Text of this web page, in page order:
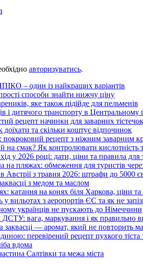
авторизуватись.
– один із найкращих варіантів
способи знайти нижчу ціну
яке також підійде для пельменів
і дитячого транспорту в Центральному
рецепт начинки для заварних тістечок
доїхати та скільки коштує відпочинок
рецепт з ніжним заварним
на смак? Як контролювати кислотність
у 2026 році: дати, ціни та правила для
на пляжах: обмеження для туристів
Австрії з травня 2026: штрафи до 5000
з медом та маслом
катання на конях біля Харкова, ціни
вильотах з аеропортів ЄС та як не
українців не пускають до Німеччини
ДСТУ: вага, маркування і як правильно
— аромат, який не повторить
перевірений рецепт пухкого тіста
вдома
Салтівки та межа міста